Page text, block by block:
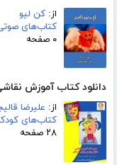
از: کن لیو
کتاب‌های
۰ صفحه
دانلود کتاب آموزش
از: علیرضا
کتاب‌های
۲۸ صفحه